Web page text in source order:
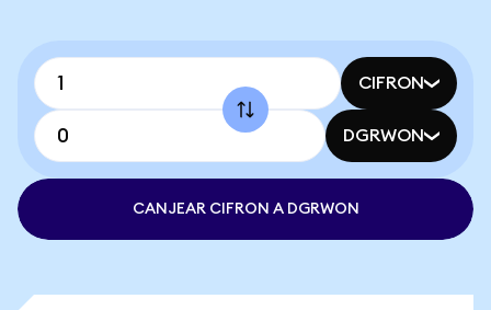
CIFRON
DGRWON
CANJEAR CIFRON A DGRWON